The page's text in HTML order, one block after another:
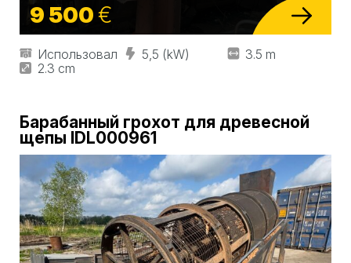
9 500€
Использовал 5,5 (kW)
3.5 m
2.3 cm
Барабанный грохот для древесной
щепы IDL000961